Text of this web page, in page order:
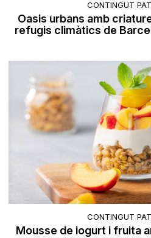
CONTINGUT
Oasis urbans amb
refugis climàtics de
CONTINGUT
Mousse de iogurt i fruita